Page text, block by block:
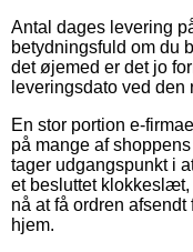
Antal dages levering
betydningsfuld om du
det øjemed er det jo
leveringsdato ved den
En stor portion e-
på mange af
tager udgangspunkt i
et besluttet klokkeslæt,
nå at få ordren
hjem.